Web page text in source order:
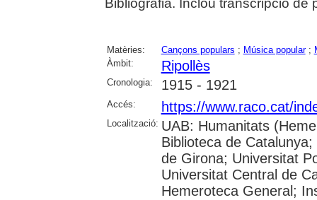
Bibliografia. Inclou transcripció de
Matèries: Cançons populars ; Música popular;
Àmbit:
Ripollès
Cronologia: 1915 - 1921
Accés: https://www.raco.cat/
Localització: UAB: Humanitats
Biblioteca de
de Girona; Universitat
Universitat Central de
Hemeroteca General;